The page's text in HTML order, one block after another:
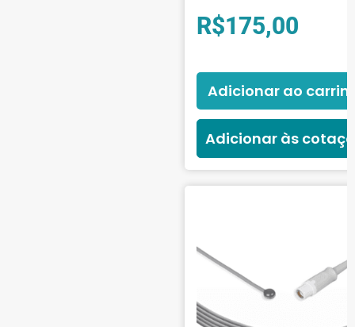
R$175,00
Adicionar ao
Adicionar às